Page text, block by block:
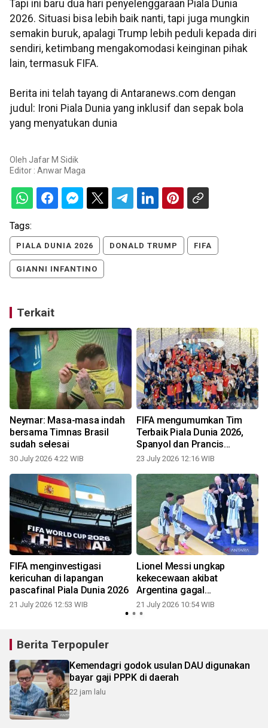
Tapi ini baru dua hari penyelenggaraan Piala Dunia
2026. Situasi bisa lebih baik nanti, tapi juga mungkin
semakin buruk, apalagi Trump lebih peduli kepada diri
sendiri, ketimbang mengakomodasi keinginan pihak
lain, termasuk FIFA.
Berita ini telah tayang di Antaranews.com dengan
judul: Ironi Piala Dunia yang inklusif dan sepak bola
yang menyatukan dunia
Oleh Jafar M Sidik
Editor : Anwar Maga
Tags:
PIALA DUNIA 2026 DONALD TRUMP FIFA
GIANNI INFANTINO
Terkait
Neymar: Masa-masa indah
bersama Timnas Brasil
sudah selesai
30 July 2026 4:22 WIB
FIFA mengumumkan Tim
Terbaik Piala Dunia 2026,
Spanyol dan Prancis
mendominasi
23 July 2026 12:16 WIB
FIFA menginvestigasi
kericuhan di lapangan
pascafinal Piala Dunia 2026
21 July 2026 12:53 WIB
Lionel Messi ungkap
kekecewaan akibat
Argentina gagal
pertahankan Piala Dunia
21 July 2026 10:54 WIB
Berita Terpopuler
Kemendagri godok usulan DAU digunakan
bayar gaji PPPK di daerah
22 jam lalu